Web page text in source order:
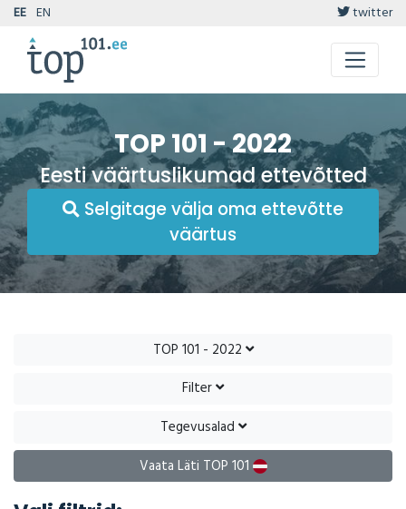
EE EN twitter
TOP 101 - 2022
Eesti väärtuslikumad ettevõtted
Selgitage välja oma ettevõtte
väärtus
TOP 101 - 2022
Filter
Tegevusalad
Vaata Läti TOP 101